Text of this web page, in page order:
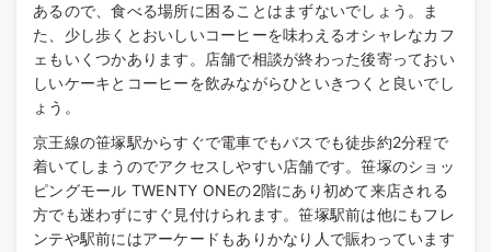
あるので、食べる場所に困ることはまずないでしょう。ま
た、少し歩くとおいしいコーヒーを味わえるオシャレなカフ
ェもいくつかあります。店舗で相談が終わった後寄っておい
しいケーキとコーヒーを飲みながらひといきつくと良いでし
ょう。
京王線の笹塚駅からすぐで電車でもバスでも徒歩約2分程で
着いてしまうのでアクセスしやすい店舗です。笹塚のショッ
ピングモール TWENTY ONEの2階にあり初めて来店される
方でも迷わずにすぐ見付けられます。笹塚駅前は他にもフレ
ンテや駅前にはアーケードもありかなり人で賑わっています